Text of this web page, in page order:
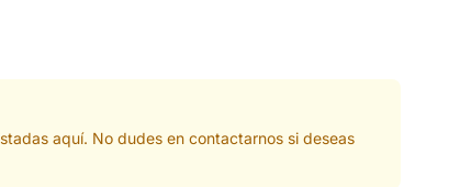
aquí. No dudes en contactarnos si deseas